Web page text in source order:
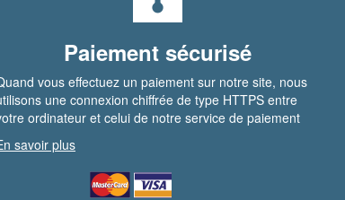
Paiement sécurisé
vous effectuez un paiement sur notre site, nous
une connexion chiffrée de type HTTPS entre
ordinateur et celui de notre service de paiement
savoir plus